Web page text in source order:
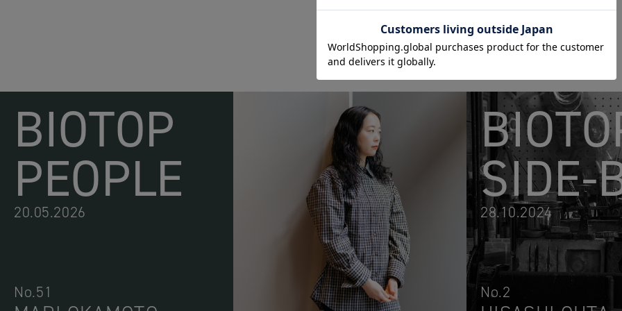
BIOTOP
PEOPLE
20.05.2026
No.51
SIDE-
28.10.2024
No.2